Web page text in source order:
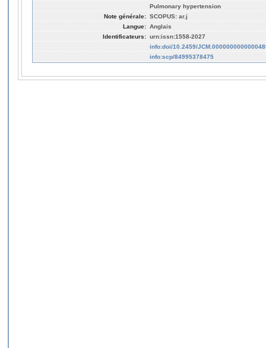
Pulmonary hypertension
Note générale: SCOPUS: ar.j
Langue: Anglais
Identificateurs: urn:issn:1558-2027
info:doi/10.2459/
info:scp/84995378475